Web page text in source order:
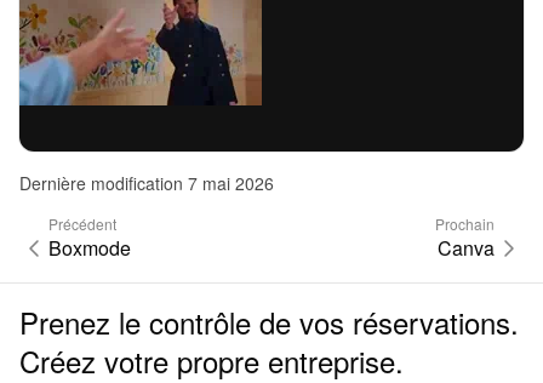
Dernière modification 7 mai 2026
Précédent
Boxmode
Prochain
Canva
Prenez le contrôle de vos réservations.
Créez votre propre entreprise.